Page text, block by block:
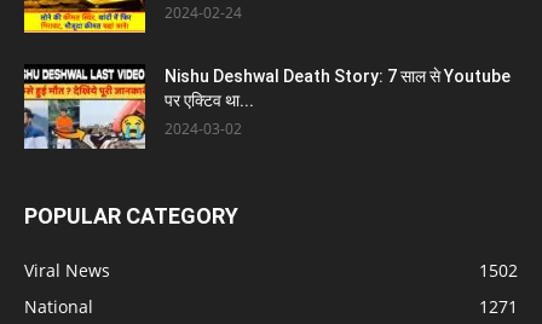
2024-02-24
Nishu Deshwal Death Story: 7 साल से Youtube
पर एक्टिव था...
2024-03-02
POPULAR CATEGORY
Viral News
1502
National
1271